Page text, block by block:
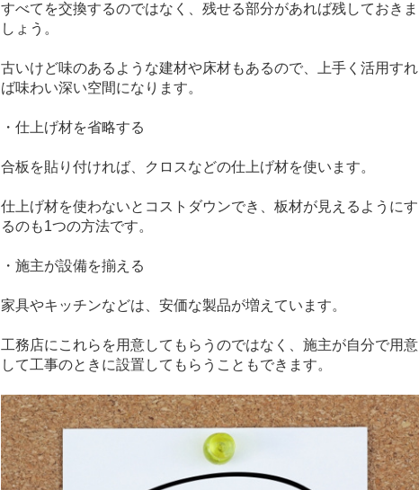
すべてを交換するのではなく、残せる部分があれば残しておきま
しょう。
古いけど味のあるような建材や床材もあるので、上手く活用すれ
ば味わい深い空間になります。
・仕上げ材を省略する
合板を貼り付ければ、クロスなどの仕上げ材を使います。
仕上げ材を使わないとコストダウンでき、板材が見えるようにす
るのも1つの方法です。
・施主が設備を揃える
家具やキッチンなどは、安価な製品が増えています。
工務店にこれらを用意してもらうのではなく、施主が自分で用意
して工事のときに設置してもらうこともできます。